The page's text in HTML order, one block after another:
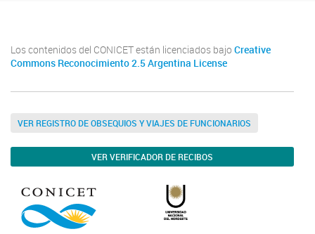
Los contenidos del CONICET están licenciados bajo Creative
Commons Reconocimiento 2.5 Argentina License
VER REGISTRO DE OBSEQUIOS Y VIAJES DE FUNCIONARIOS
VER VERIFICADOR DE RECIBOS